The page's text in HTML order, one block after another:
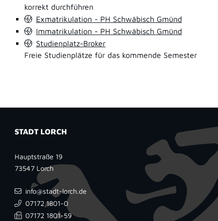
korrekt durchführen
Exmatrikulation - PH Schwäbisch Gmünd
Immatrikulation - PH Schwäbisch Gmünd
Studienplatz-Broker
Freie Studienplätze für das kommende Semester
STADT LORCH
Hauptstraße 19
73547 Lorch
info@stadt-lorch.de
07172 1801-0
07172 1801-59